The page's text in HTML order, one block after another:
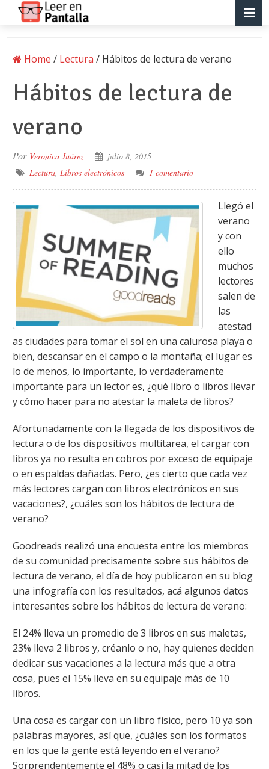
Home / Lectura / Hábitos de lectura de verano
Hábitos de lectura de
verano
Por Veronica Juárez
julio 8, 2015
Lectura, Libros electrónicos 1 comentario
Llegó el
verano
y con
ello
muchos
lectores
salen de
las
atestad
as ciudades para tomar el sol en una calurosa playa o
bien, descansar en el campo o la montaña; el lugar es
lo de menos, lo importante, lo verdaderamente
importante para un lector es, ¿qué libro o libros llevar
y cómo hacer para no atestar la maleta de libros?
Afortunadamente con la llegada de los dispositivos de
lectura o de los dispositivos multitarea, el cargar con
libros ya no resulta en cobros por exceso de equipaje
o en espaldas dañadas. Pero, ¿es cierto que cada vez
más lectores cargan con libros electrónicos en sus
vacaciones?, ¿cuáles son los hábitos de lectura de
verano?
Goodreads realizó una encuesta entre los miembros
de su comunidad precisamente sobre sus hábitos de
lectura de verano, el día de hoy publicaron en su blog
una infografía con los resultados, acá algunos datos
interesantes sobre los hábitos de lectura de verano:
El 24% lleva un promedio de 3 libros en sus maletas,
23% lleva 2 libros y, créanlo o no, hay quienes deciden
dedicar sus vacaciones a la lectura más que a otra
cosa, pues el 15% lleva en su equipaje más de 10
libros.
Una cosa es cargar con un libro físico, pero 10 ya son
palabras mayores, así que, ¿cuáles son los formatos
en los que la gente está leyendo en el verano?
Sorprendentemente el 48% o casi la mitad de los